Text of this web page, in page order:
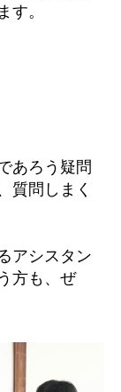
す。
あろう疑問
質問しまく
アシスタン
方も、ぜ